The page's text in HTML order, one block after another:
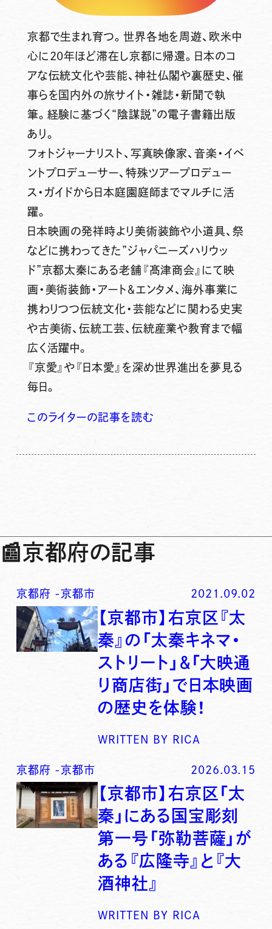
京都で生まれ育つ。世界各地を周遊、欧米中
心に20年ほど滞在し京都に帰還。日本のコ
アな伝統文化や芸能、神社仏閣や裏歴史、催
事らを国内外の旅サイト・雑誌・新聞で執
筆。経験に基づく“陰謀説”の電子書籍出版
あり。
フォトジャーナリスト、写真映像家、音楽・イベ
ントプロデューサー、特殊ツアープロデュー
ス・ガイドから日本庭園庭師までマルチに活
躍。
日本映画の発祥時より美術装飾や小道具、祭
などに携わってきた”ジャパニーズハリウッ
ド”京都太秦にある老舗『髙津商会』にて映
画・美術装飾・アート＆エンタメ、海外事業に
携わりつつ伝統文化・芸能などに関わる史実
や古美術、伝統工芸、伝統産業や教育まで幅
広く活躍中。
『京愛』や『日本愛』を深め世界進出を夢見る
毎日。
このライターの記事を読む
📰京都府の記事
京都府 -京都市 2021.09.02
【京都市】右京区『太
秦』の「太秦キネマ・
ストリート」＆「大映通
り商店街」で日本映画
の歴史を体験！
WRITTEN BY RICA
京都府 -京都市 2026.03.15
【京都市】右京区「太
秦」にある国宝彫刻
第一号「弥勒菩薩」が
ある『広隆寺』と『大
酒神社』
WRITTEN BY RICA